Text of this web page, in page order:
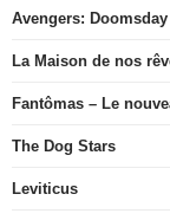
Avengers: Doomsday
La Maison de nos
Fantômas – Le
The Dog Stars
Leviticus